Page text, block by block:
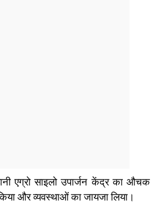
एग्रो साइलो उपार्जन केंद्र का औचक
और व्यवस्थाओं का जायजा लिया।